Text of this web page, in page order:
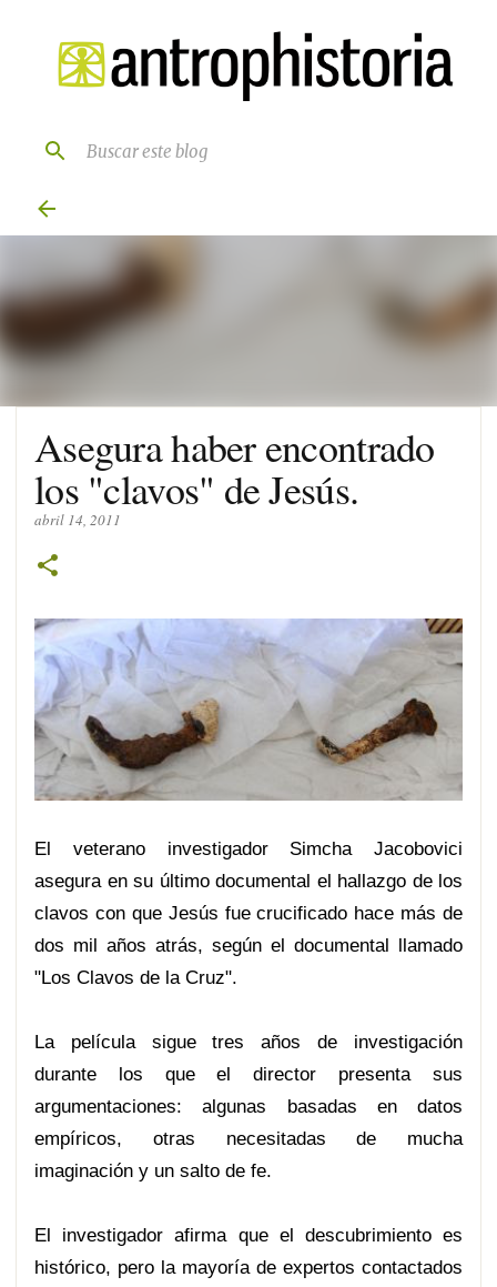
Ir al contenido principal
Asegura haber encontrado
los "clavos" de Jesús.
abril 14, 2011
El veterano investigador Simcha Jacobovici
asegura en su último documental el hallazgo de los
clavos con que Jesús fue crucificado hace más de
dos mil años atrás, según el documental llamado
"Los Clavos de la Cruz".
La película sigue tres años de investigación
durante los que el director presenta sus
argumentaciones: algunas basadas en datos
empíricos, otras necesitadas de mucha
imaginación y un salto de fe.
El investigador afirma que el descubrimiento es
histórico, pero la mayoría de expertos contactados